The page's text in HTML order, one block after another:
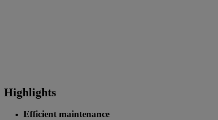
Highlights
Efficient maintenance